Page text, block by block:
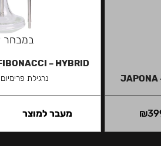
JAPONA
₪
במבחר
– HYBRID
נרגילת
מעבר למוצר